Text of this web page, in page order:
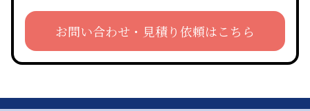
お問い合わせ・見積り依頼はこちら